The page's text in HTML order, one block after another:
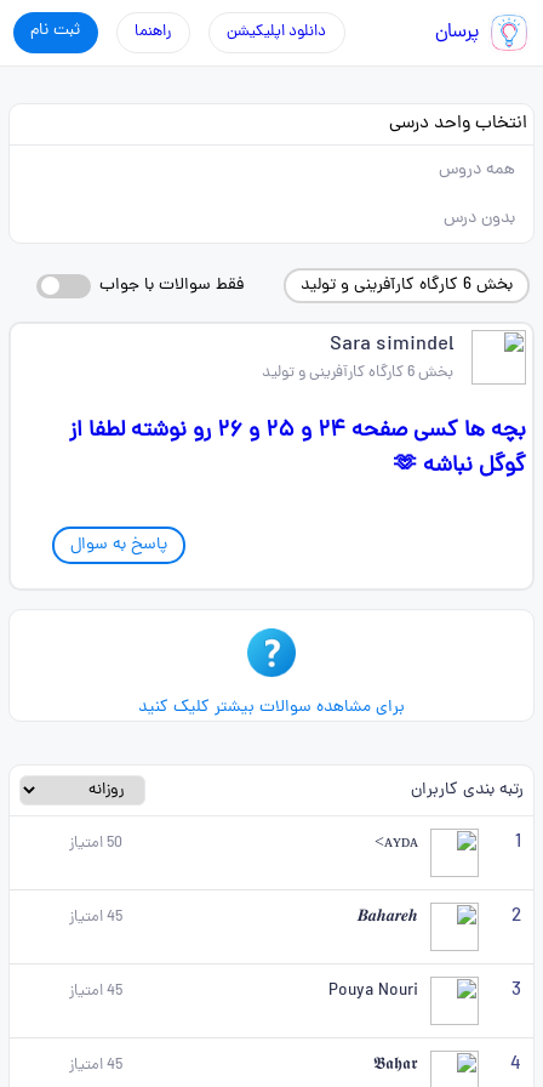
پرسان ثبت نام راهنما دانلود اپلیکیشن
انتخاب واحد درسی
همه دروس
بدون درس
بخش 6 کارگاه کارآفرینی و تولید فقط سوالات با جواب
Sara simindel
بخش 6 کارگاه کارآفرینی و تولید
بچه ها کسی صفحه ۲۴ و ۲۵ و ۲۶ رو نوشته لطفا از
گوگل نباشه 🫶
پاسخ به سوال
برای مشاهده سوالات بیشتر کلیک کنید
رتبه بندی کاربران
1
ᴀʏᴅᴀ>
50امتیاز
2
𝑩𝒂𝒉𝒂𝒓𝒆𝒉
45امتیاز
3
Pouya Nouri
45امتیاز
4
𝕭𝖆𝖍𝖆𝖗
45امتیاز